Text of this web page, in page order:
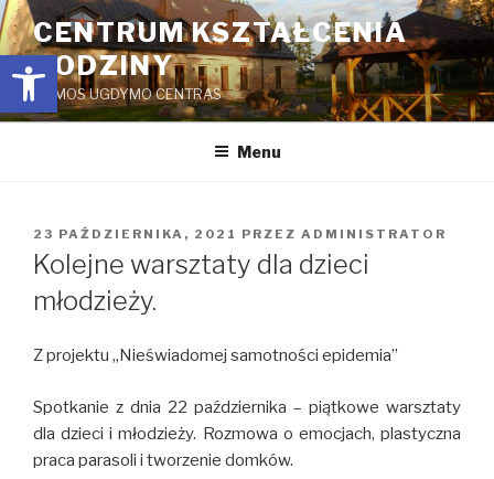
Open toolbar
Przejdź
do
treści
CENTRUM KSZTAŁCENIA
RODZINY
ŠEIMOS UGDYMO CENTRAS
Menu
OPUBLIKOWANE
W
23 PAŹDZIERNIKA, 2021 PRZEZ ADMINISTRATOR
Kolejne warsztaty dla dzieci
młodzieży.
Z projektu „Nieświadomej samotności epidemia”
Spotkanie z dnia 22 października – piątkowe warsztaty
dla dzieci i młodzieży. Rozmowa o emocjach, plastyczna
praca parasoli i tworzenie domków.